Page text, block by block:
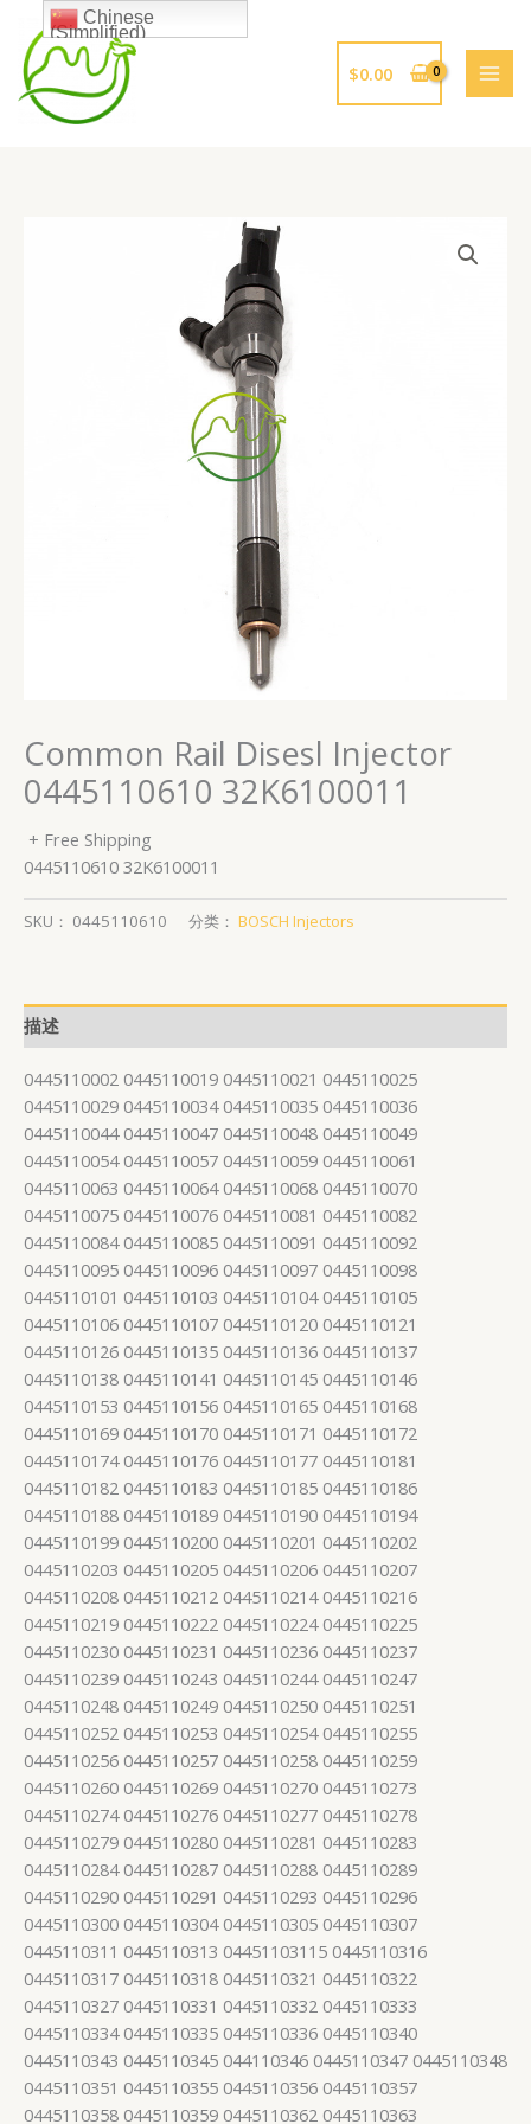
$0.00
Common Rail Disesl Injector
0445110610 32K6100011
+ Free Shipping
0445110610 32K6100011
SKU： 0445110610 分类： BOSCH Injectors
描述
0445110002 0445110019 0445110021 0445110025
0445110029 0445110034 0445110035 0445110036
0445110044 0445110047 0445110048 0445110049
0445110054 0445110057 0445110059 0445110061
0445110063 0445110064 0445110068 0445110070
0445110075 0445110076 0445110081 0445110082
0445110084 0445110085 0445110091 0445110092
0445110095 0445110096 0445110097 0445110098
0445110101 0445110103 0445110104 0445110105
0445110106 0445110107 0445110120 0445110121
0445110126 0445110135 0445110136 0445110137
0445110138 0445110141 0445110145 0445110146
0445110153 0445110156 0445110165 0445110168
0445110169 0445110170 0445110171 0445110172
0445110174 0445110176 0445110177 0445110181
0445110182 0445110183 0445110185 0445110186
0445110188 0445110189 0445110190 0445110194
0445110199 0445110200 0445110201 0445110202
0445110203 0445110205 0445110206 0445110207
0445110208 0445110212 0445110214 0445110216
0445110219 0445110222 0445110224 0445110225
0445110230 0445110231 0445110236 0445110237
0445110239 0445110243 0445110244 0445110247
0445110248 0445110249 0445110250 0445110251
0445110252 0445110253 0445110254 0445110255
0445110256 0445110257 0445110258 0445110259
0445110260 0445110269 0445110270 0445110273
0445110274 0445110276 0445110277 0445110278
0445110279 0445110280 0445110281 0445110283
0445110284 0445110287 0445110288 0445110289
0445110290 0445110291 0445110293 0445110296
0445110300 0445110304 0445110305 0445110307
0445110311 0445110313 04451103115 0445110316
0445110317 0445110318 0445110321 0445110322
0445110327 0445110331 0445110332 0445110333
0445110334 0445110335 0445110336 0445110340
0445110343 0445110345 044110346 0445110347 0445110348
0445110351 0445110355 0445110356 0445110357
0445110358 0445110359 0445110362 0445110363
Chinese
(Simplified)